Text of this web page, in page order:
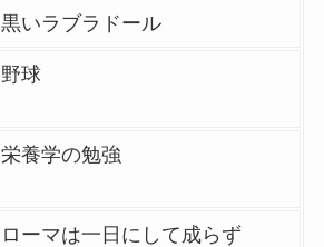
黒いラブラドール
野球
栄養学の勉強
ローマは一日にして成らず